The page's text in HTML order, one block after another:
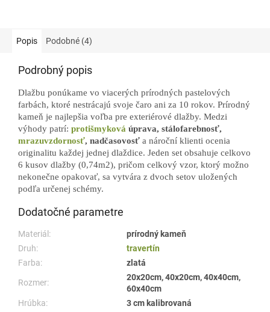
Popis Podobné (4)
Podrobný popis
Dlažbu ponúkame vo viacerých prírodných pastelových
farbách, ktoré nestrácajú svoje čaro ani za 10 rokov. Prírodný
kameň je najlepšia voľba pre exteriérové dlažby. Medzi
výhody patrí: protišmyková úprava, stálofarebnosť,
mrazuvzdornosť, nadčasovosť a nároční klienti ocenia
originalitu každej jednej dlaždice. Jeden set obsahuje celkovo
6 kusov dlažby (0,74m2), pričom celkový vzor, ktorý možno
nekonečne opakovať, sa vytvára z dvoch setov uložených
podľa určenej schémy.
Dodatočné parametre
Materiál:
prírodný kameň
Druh:
travertín
Farba:
zlatá
Rozmer:
20x20cm, 40x20cm, 40x40cm,
60x40cm
Hrúbka:
3 cm kalibrovaná